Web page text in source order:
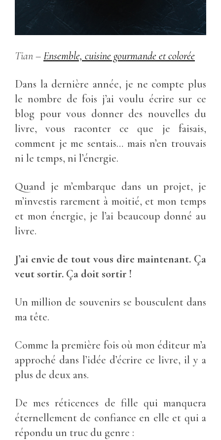
Tian–Ensemble, cuisine gourmande et colorée
Dans la dernière année, je ne compte plus
le nombre de fois j’ai voulu écrire sur ce
blog pour vous donner des nouvelles du
livre, vous raconter ce que je faisais,
comment je me sentais… mais n’en trouvais
ni le temps, ni l’énergie.
Quand je m’embarque dans un projet, je
m’investis rarement à moitié, et mon temps
et mon énergie, je l’ai beaucoup donné au
livre.
J’ai envie de tout vous dire maintenant. Ça
veut sortir. Ça doit sortir !
Un million de souvenirs se bousculent dans
ma tête.
Comme la première fois où mon éditeur m’a
approché dans l’idée d’écrire ce livre, il y a
plus de deux ans.
De mes réticences de fille qui manquera
éternellement de confiance en elle et qui a
répondu un truc du genre :